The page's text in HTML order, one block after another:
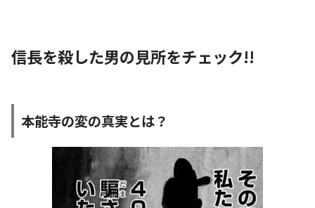
信長を殺した男の見所をチェック!!
本能寺の変の真実とは？